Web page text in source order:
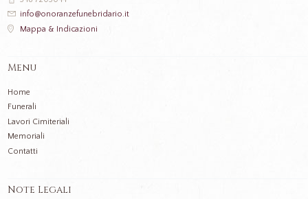
info@onoranzefunebridario.it
Mappa & Indicazioni
Menu
Home
Funerali
Lavori Cimiteriali
Memoriali
Contatti
Note Legali